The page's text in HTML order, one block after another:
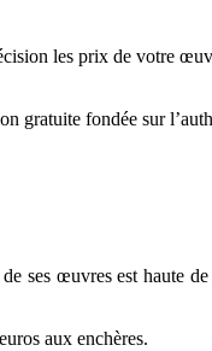
les prix de votre
gratuite fondée sur
ses œuvres est haute
aux enchères.